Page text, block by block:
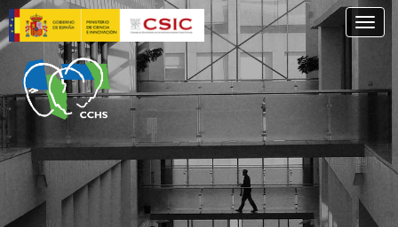
Pasar
al
contenido
principal